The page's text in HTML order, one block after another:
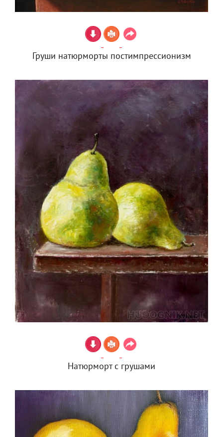
Груши натюрморты постимпрессионизм
Натюрморт с грушами